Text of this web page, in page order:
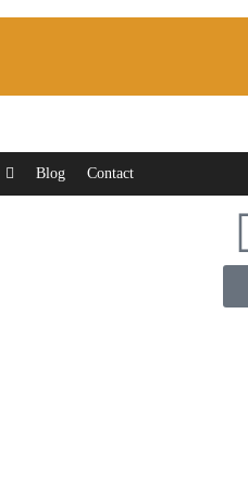
Blog Contact